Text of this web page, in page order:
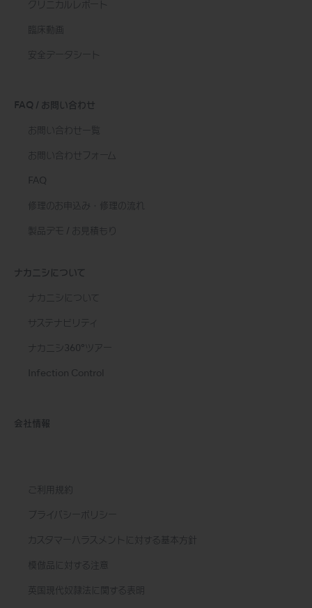
クリニカルレポート
臨床動画
安全データシート
FAQ / お問い合わせ
お問い合わせ一覧
お問い合わせフォーム
FAQ
修理のお申込み・修理の流れ
製品デモ / お見積もり
ナカニシについて
ナカニシについて
サステナビリティ
ナカニシ360°ツアー
Infection Control
会社情報
ご利用規約
プライバシーポリシー
カスタマーハラスメントに対する基本方針
模倣品に対する注意
英国現代奴隷法に関する表明